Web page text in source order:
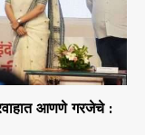
आणणे गरजेचे :